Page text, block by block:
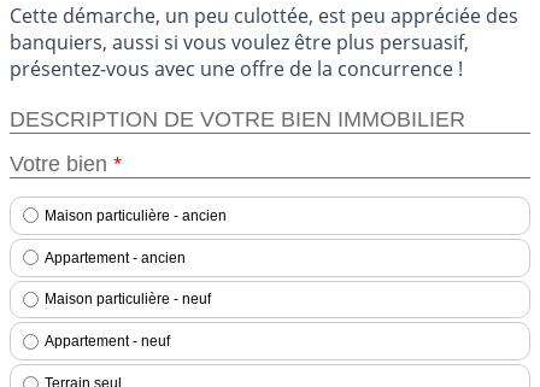
Cette démarche, un peu culottée, est peu appréciée des
banquiers, aussi si vous voulez être plus persuasif,
présentez-vous avec une offre de la concurrence !